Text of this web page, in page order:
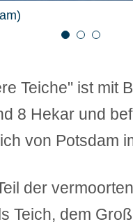
1 2
Teiche" ist mit
8 Hekar und
von Potsdam
der
Teich, dem